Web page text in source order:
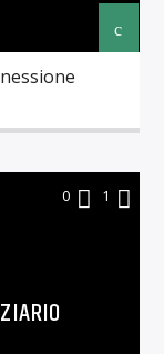
0 1